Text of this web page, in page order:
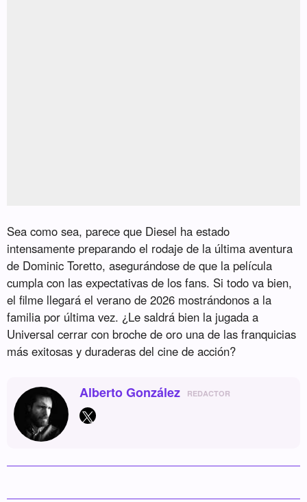
Sea como sea, parece que Diesel ha estado
intensamente preparando el rodaje de la última aventura
de Dominic Toretto, asegurándose de que la película
cumpla con las expectativas de los fans. Si todo va bien,
el filme llegará el verano de 2026 mostrándonos a la
familia por última vez. ¿Le saldrá bien la jugada a
Universal cerrar con broche de oro una de las franquicias
más exitosas y duraderas del cine de acción?
Alberto González REDACTOR